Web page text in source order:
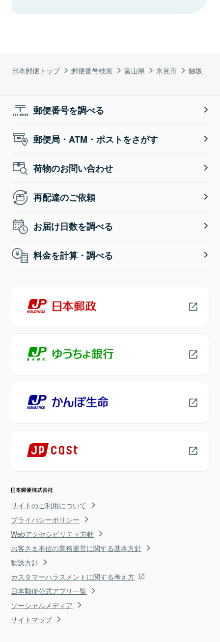
日本郵便トップ 郵便番号検索 富山県 氷見市 触坂
郵便番号を調べる
郵便局・ATM・ポストをさがす
荷物のお問い合わせ
再配達のご依頼
お届け日数を調べる
料金を計算・調べる
サイトのご利用について
プライバシーポリシー
Webアクセシビリティ方針
お客さま本位の業務運営に関する基本方針
勧誘方針
カスタマーハラスメントに関する考え方
日本郵便公式アプリ一覧
ソーシャルメディア
サイトマップ